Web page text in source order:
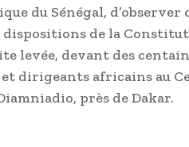
du Sénégal, d’observer
de la
levée, devant des
dirigeants africains au
près de Dakar.